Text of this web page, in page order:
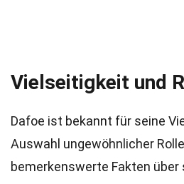
Vielseitigkeit und
Dafoe ist bekannt für seine
Auswahl ungewöhnlicher
bemerkenswerte Fakten über